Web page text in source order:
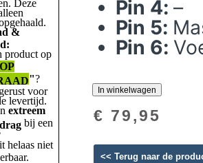
Deze
&
product op
"?
voor
levertijd.
extreem
bij een
helaas niet
Pin 4: –
Pin 5:
Pin 6:
€ 79,95
<< Terug naar de